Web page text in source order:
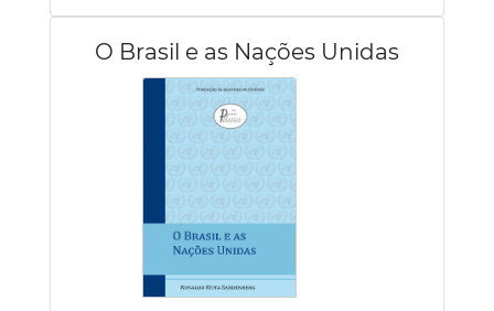
O Brasil e as Nações Unidas